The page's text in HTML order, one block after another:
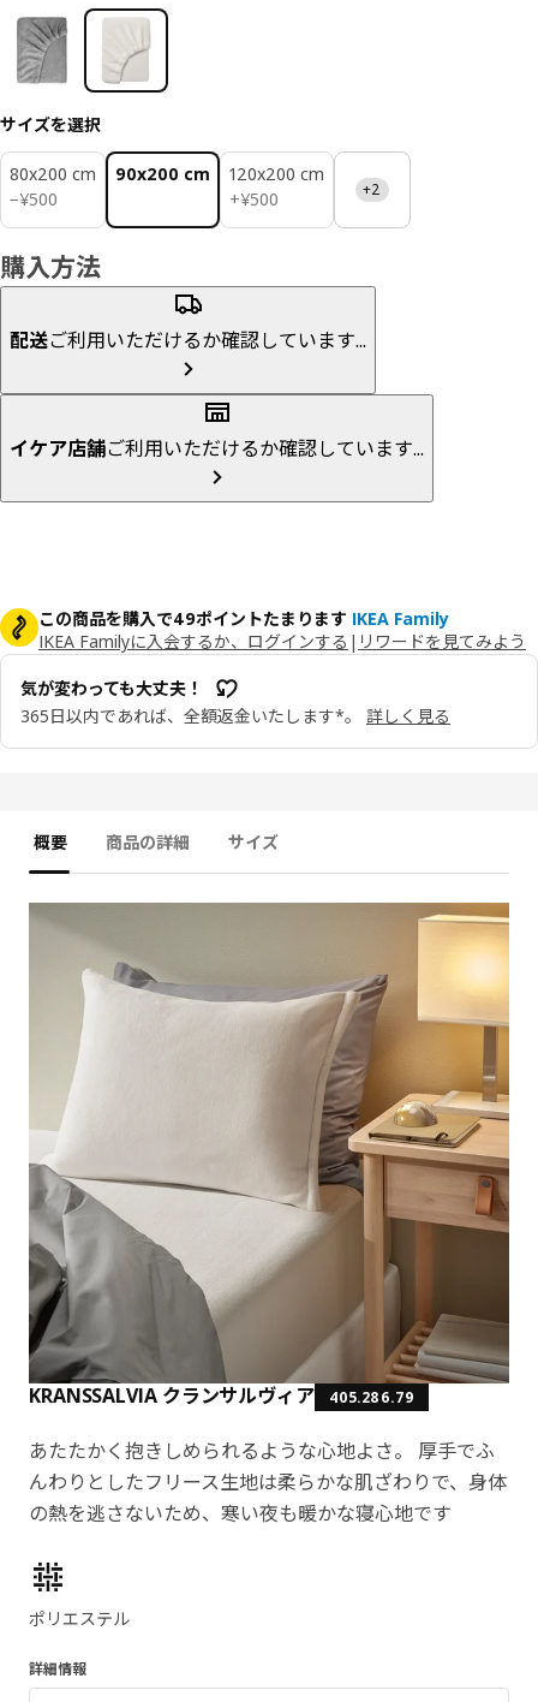
サイズを選択
80x200 cm
−¥500
¥ 500
90x200 cm
120x200 cm
+¥500
¥ 500 +2
購入方法
配送ご利用いただけるか確認しています...
イケア店舗ご利用いただけるか確認しています...
この商品を購入で49ポイントたまります IKEA Family
IKEA Familyに入会するか、ログインする | リワードを見てみよう
気が変わっても大丈夫！
365日以内であれば、全額返金いたします*。
詳しく見る
概要 商品の詳細 サイズ
KRANSSALVIA クランサルヴィア 405.286.79
あたたかく抱きしめられるような心地よさ。 厚手でふ
んわりとしたフリース生地は柔らかな肌ざわりで、身体
の熱を逃さないため、寒い夜も暖かな寝心地です
製品の特徴
ポリエステル
詳細情報